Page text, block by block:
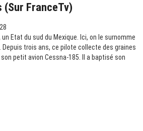
(sur FranceTv)
Etat du sud du Mexique. Ici, on le surnomme
trois ans, ce pilote collecte des graines
petit avion Cessna-185. Il a baptisé son